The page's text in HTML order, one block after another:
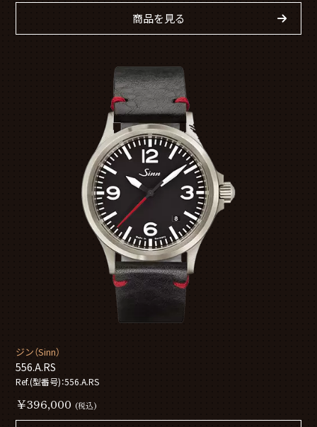
商品を見る
ジン（Sinn）
556.A.RS
Ref.(型番号)：556.A.RS
￥396,000 (税込)